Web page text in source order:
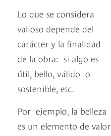
Lo que se considera
valioso depende del
carácter y la finalidad
de la obra: si algo es
útil, bello, válido o
sostenible, etc.
Por ejemplo, la belleza
es un elemento de valor